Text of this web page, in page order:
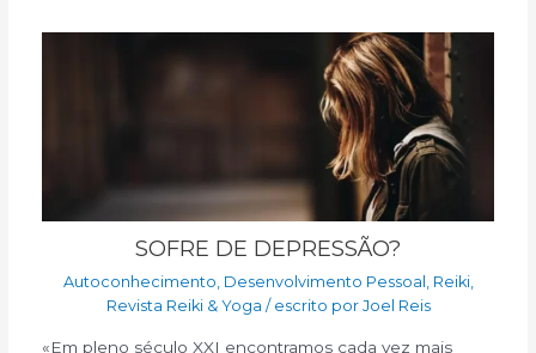
SOFRE DE DEPRESSÃO?
Autoconhecimento Desenvolvimento Pessoal Reiki,
Revista Reiki & Yoga / escrito por Joel Reis
«Em pleno século XXI encontramos cada vez mais